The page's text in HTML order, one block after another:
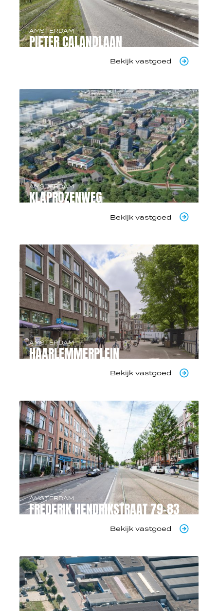
AMSTERDAM
PIETER CALANDLAAN
Bekijk vastgoed
AMSTERDAM
KLAPROZENWEG
Bekijk vastgoed
AMSTERDAM
HAARLEMMERPLEIN
Bekijk vastgoed
AMSTERDAM
FREDERIK HENDRIKSTRAAT 79-83
Bekijk vastgoed